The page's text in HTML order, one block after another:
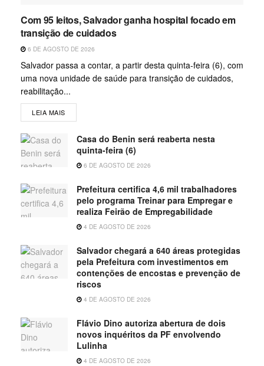
Com 95 leitos, Salvador ganha hospital focado em
transição de cuidados
6 DE AGOSTO DE 2026
Salvador passa a contar, a partir desta quinta-feira (6), com
uma nova unidade de saúde para transição de cuidados,
reabilitação...
LEIA MAIS
Casa do Benin será reaberta nesta
quinta-feira (6)
6 DE AGOSTO DE 2026
Prefeitura certifica 4,6 mil trabalhadores
pelo programa Treinar para Empregar e
realiza Feirão de Empregabilidade
4 DE AGOSTO DE 2026
Salvador chegará a 640 áreas protegidas
pela Prefeitura com investimentos em
contenções de encostas e prevenção de
riscos
4 DE AGOSTO DE 2026
Flávio Dino autoriza abertura de dois
novos inquéritos da PF envolvendo
Lulinha
4 DE AGOSTO DE 2026